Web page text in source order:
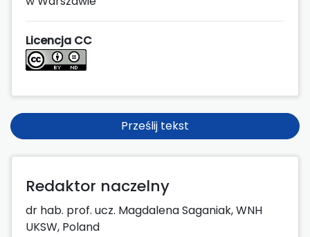
Licencja CC
Prześlij tekst
Redaktor naczelny
dr hab. prof. ucz. Magdalena Saganiak, WNH
UKSW, Poland